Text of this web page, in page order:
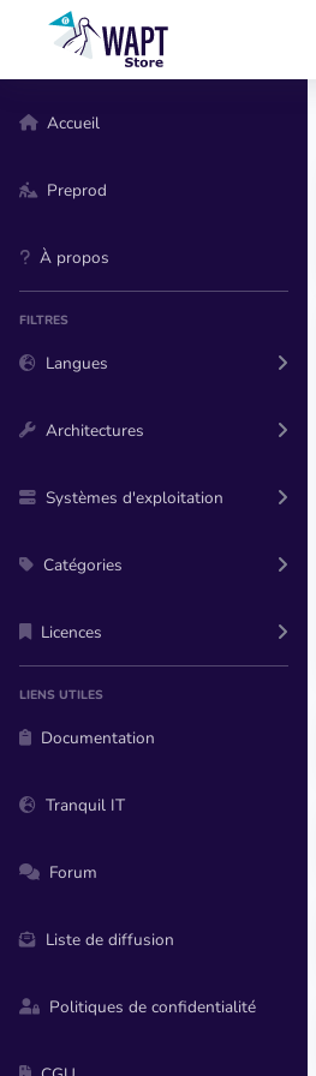
Accueil
Preprod
À propos
FILTRES
Langues
Architectures
Systèmes d'exploitation
Catégories
Licences
LIENS UTILES
Documentation
Tranquil IT
Forum
Liste de diffusion
Politiques de confidentialité